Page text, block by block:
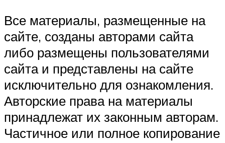
Все материалы, размещенные на
сайте, созданы авторами сайта
либо размещены пользователями
сайта и представлены на сайте
исключительно для ознакомления.
Авторские права на материалы
принадлежат их законным авторам.
Частичное или полное копирование